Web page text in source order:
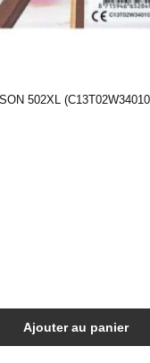
502XL
Ajouter au panier